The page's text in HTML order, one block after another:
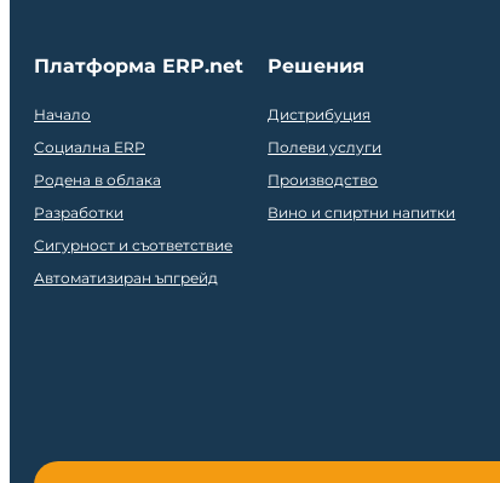
Платформа ERP.net
Начало
Социална ERP
Родена в облака
Разработки
Сигурност и съответствие
Автоматизиран ъпгрейд
Решения
Дистрибуция
Полеви услуги
Производство
Вино и спиртни напитки